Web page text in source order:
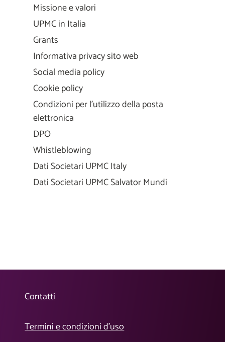
Missione e valori
UPMC in Italia
Grants
Informativa privacy sito web
Social media policy
Cookie policy
Condizioni per l'utilizzo della posta
elettronica
DPO
Whistleblowing
Dati Societari UPMC Italy
Dati Societari UPMC Salvator Mundi
Contatti
Termini e condizioni d’uso